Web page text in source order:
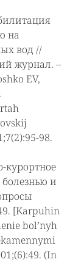
на
вод //
журнал. –
EV,
98.
курортное
и
[Karpuhin
bol’nyh
(In